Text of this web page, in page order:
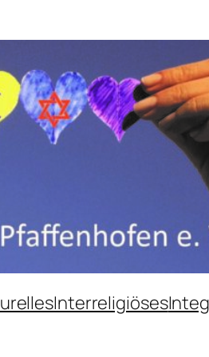
Interreligiöses